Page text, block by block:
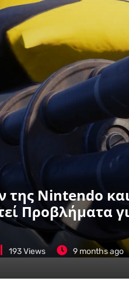
Nintendo
Προβλήματα
193Views 9 months ago